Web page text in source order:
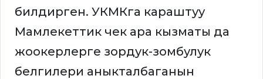
билдирген. УКМКга караштуу
Мамлекеттик чек ара кызматы да
жоокерлерге зордук-зомбулук
белгилери аныкталбаганын